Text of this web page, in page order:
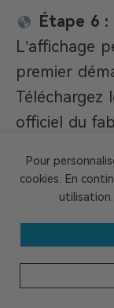
Étape 6
L’affichage
premier
Téléchargez
officiel du
ordinateur.
solutions
Pas
Pour
cookies. En
utilisation.